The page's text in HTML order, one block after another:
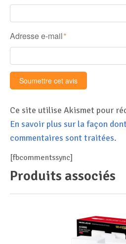
Adresse e-mail *
Ce site utilise Akismet pour
En savoir plus sur la façon
commentaires sont traitées.
[fbcommentssync]
Produits associés